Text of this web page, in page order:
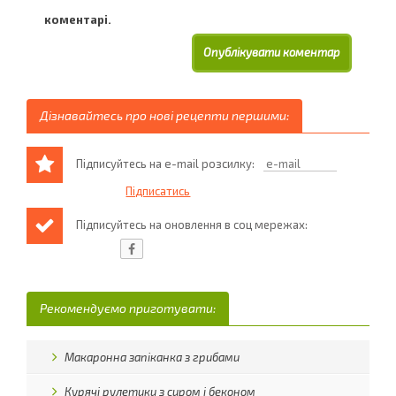
коментарі.
Дізнавайтесь про нові рецепти першими:
Підписуйтесь на e-mail розсилку:
Підписуйтесь на оновлення в соц мережах:
Рекомендуємо приготувати:
Макаронна запіканка з грибами
Курячі рулетики з сиром і беконом